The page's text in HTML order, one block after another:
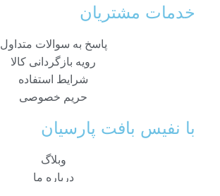
خدمات مشتریان
پاسخ به سوالات متداول
رویه بازگردانی کالا
شرایط استفاده
حریم خصوصی
با نفیس بافت پارسیان
وبلاگ
درباره ما